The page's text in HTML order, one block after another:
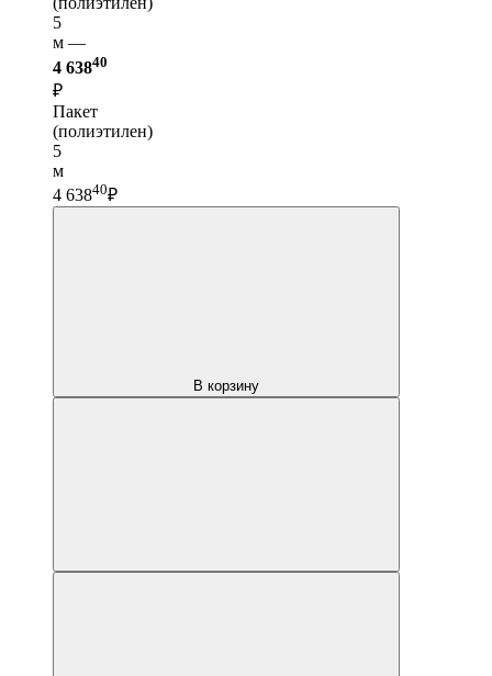
5
м —
4 63840
₽
Пакет
(полиэтилен)
5
м
4 63840₽
В корзину